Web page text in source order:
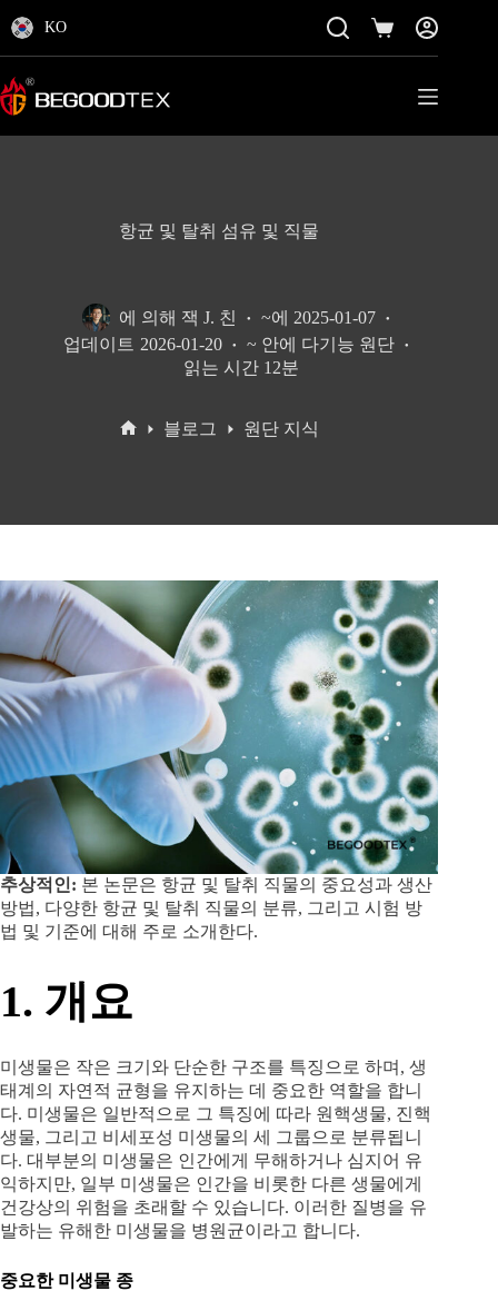
텐
츠
로
바
KO
쇼
핑
항균 및 탈취 섬유 및 직물
에 의해 잭 J. 친 ~에 2025-01-07
업데이트 2026-01-20 ~ 안에 다기능 원단
읽는 시간 12분
블로그 원단 지식
추상적인: 본 논문은 항균 및 탈취 직물의 중요성과 생산
방법, 다양한 항균 및 탈취 직물의 분류, 그리고 시험 방
법 및 기준에 대해 주로 소개한다.
1. 개요
미생물은 작은 크기와 단순한 구조를 특징으로 하며, 생
태계의 자연적 균형을 유지하는 데 중요한 역할을 합니
다. 미생물은 일반적으로 그 특징에 따라 원핵생물, 진핵
생물, 그리고 비세포성 미생물의 세 그룹으로 분류됩니
다. 대부분의 미생물은 인간에게 무해하거나 심지어 유
익하지만, 일부 미생물은 인간을 비롯한 다른 생물에게
건강상의 위험을 초래할 수 있습니다. 이러한 질병을 유
발하는 유해한 미생물을 병원균이라고 합니다.
중요한 미생물 종